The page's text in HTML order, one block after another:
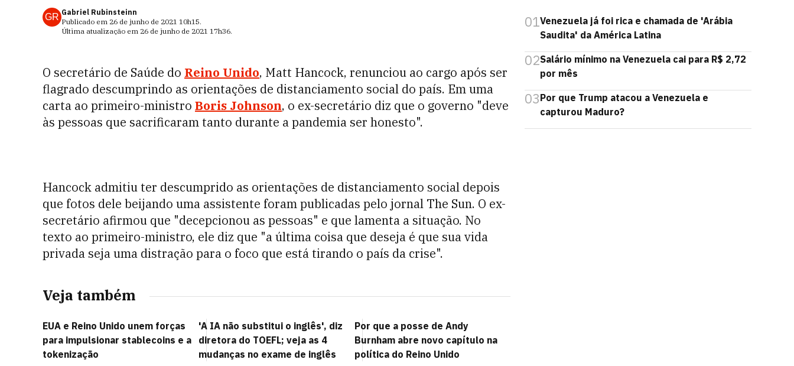
GR Gabriel Rubinsteinn
Publicado em 26 de junho de 2021 10h15.
Última atualização em 26 de junho de 2021 17h36.
O secretário de Saúde do Reino Unido, Matt Hancock, renunciou ao cargo após ser
flagrado descumprindo as orientações de distanciamento social do país. Em uma
carta ao primeiro-ministro Boris Johnson, o ex-secretário diz que o governo "deve
às pessoas que sacrificaram tanto durante a pandemia ser honesto".
Hancock admitiu ter descumprido as orientações de distanciamento social depois
que fotos dele beijando uma assistente foram publicadas pelo jornal The Sun. O ex-
secretário afirmou que "decepcionou as pessoas" e que lamenta a situação. No
texto ao primeiro-ministro, ele diz que "a última coisa que deseja é que sua vida
privada seja uma distração para o foco que está tirando o país da crise".
Veja também
EUA e Reino Unido unem forças
para impulsionar stablecoins e a
tokenização
'A IA não substitui o inglês', diz
diretora do TOEFL; veja as 4
mudanças no exame de inglês
Por que a posse de Andy
Burnham abre novo capítulo na
política do Reino Unido
01Venezuela já foi rica e chamada de 'Arábia
Saudita' da América Latina
02Salário mínimo na Venezuela cai para R$ 2,72
por mês
03Por que Trump atacou a Venezuela e
capturou Maduro?